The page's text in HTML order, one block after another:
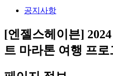
공지사항
[엔젤스헤이븐]
트 마라톤 여행 프